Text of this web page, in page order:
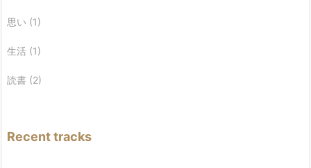
思い (1)
生活 (1)
読書 (2)
Recent tracks